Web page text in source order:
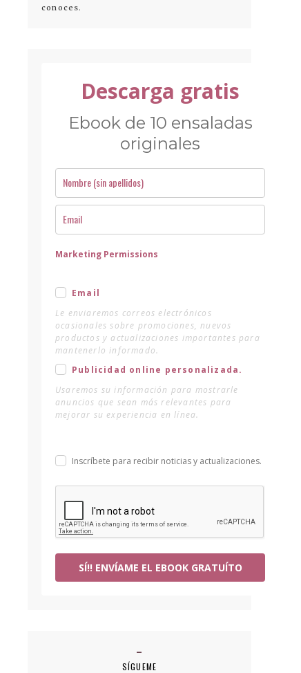
conoces.
Descarga gratis
Ebook de 10 ensaladas
originales
Marketing Permissions
Email
Le enviaremos correos electrónicos
ocasionales sobre promociones, nuevos
productos y actualizaciones importantes para
mantenerlo informado.
Publicidad online personalizada.
Usaremos su información para mostrarle
anuncios que sean más relevantes para
mejorar su experiencia en línea.
Inscríbete para recibir noticias y actualizaciones.
SÍ!! ENVÍAME EL EBOOK GRATUÍTO
SÍGUEME